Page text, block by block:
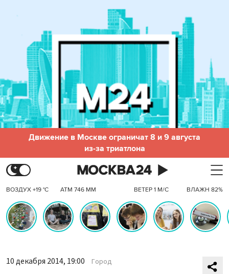
Движение в Москве ограничат 8 и 9 августа
из-за триатлона
ВОЗДУХ +19 °C АТМ 746 ММ ВЕТЕР 1 М/С ВЛАЖН 82%
10 декабря 2014, 19:00 Город